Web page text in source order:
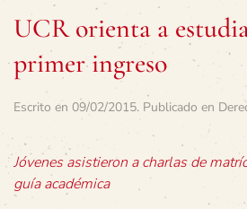
UCR orienta a
primer ingreso
Escrito en 09/02/2015. Publicado en
Jóvenes asistieron a charlas de
guía académica